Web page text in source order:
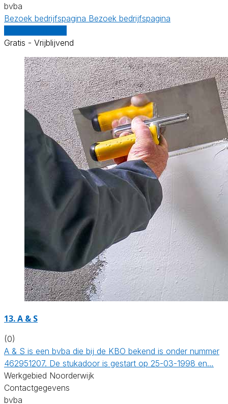
bvba
Bezoek bedrijfspagina Bezoek bedrijfspagina
Gratis - Vrijblijvend
13. A & S
(0)
A & S is een bvba die bij de KBO bekend is onder nummer
462951207. De stukadoor is gestart op 25-03-1998 en…
Werkgebied Noorderwijk
Contactgegevens
bvba